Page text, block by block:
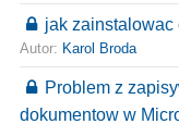
jak
Autor: Karol Broda
Problem z
dokumentow w